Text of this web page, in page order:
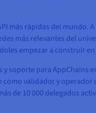
más rápidas del mundo.
más relevantes del
empezar a construir
soporte para AppChains
validador y
de 10 000 delegados